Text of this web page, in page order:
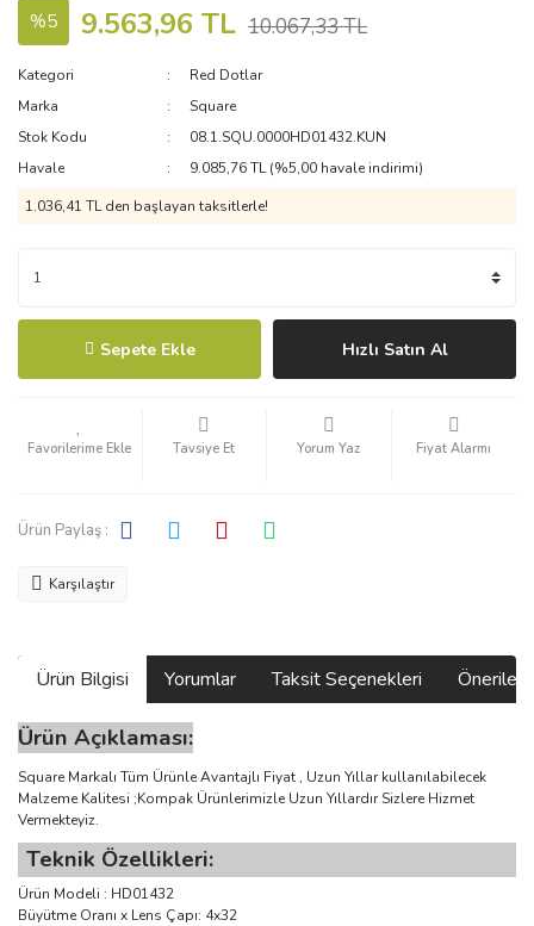
%5 9.563,96 TL 10.067,33 TL
Kategori
Red Dotlar
Marka
Square
Stok Kodu
08.1.SQU.0000HD01432.KUN
Havale
9.085,76 TL (%5,00 havale indirimi)
1.036,41 TL den başlayan taksitlerle!
Sepete Ekle Hızlı Satın Al
Tavsiye Et Yorum Yaz Fiyat Alarmı
Ürün Paylaş :
Karşılaştır
Ürün Bilgisi Yorumlar Taksit Seçenekleri
Ürün Açıklaması:
Square Markalı Tüm Ürünle Avantajlı Fiyat , Uzun Yıllar kullanılabilecek
Malzeme Kalitesi ;Kompak Ürünlerimizle Uzun Yıllardır Sizlere Hizmet
Vermekteyiz.
Teknik Özellikleri:
Ürün Modeli : HD01432
Büyütme Oranı x Lens Çapı: 4x32